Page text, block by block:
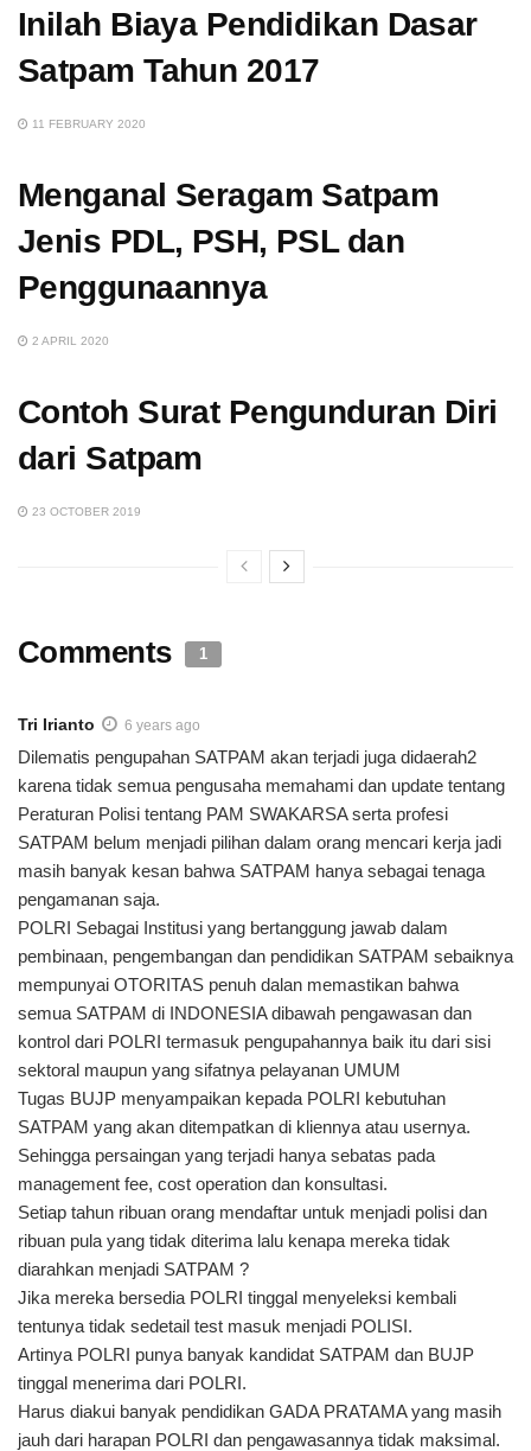
Inilah Biaya Pendidikan Dasar
Satpam Tahun 2017
11 FEBRUARY 2020
Menganal Seragam Satpam
Jenis PDL, PSH, PSL dan
Penggunaannya
2 APRIL 2020
Contoh Surat Pengunduran Diri
dari Satpam
23 OCTOBER 2019
Comments 1
Tri Irianto 6 years ago
Dilematis pengupahan SATPAM akan terjadi juga didaerah2
karena tidak semua pengusaha memahami dan update tentang
Peraturan Polisi tentang PAM SWAKARSA serta profesi
SATPAM belum menjadi pilihan dalam orang mencari kerja jadi
masih banyak kesan bahwa SATPAM hanya sebagai tenaga
pengamanan saja.
POLRI Sebagai Institusi yang bertanggung jawab dalam
pembinaan, pengembangan dan pendidikan SATPAM sebaiknya
mempunyai OTORITAS penuh dalan memastikan bahwa
semua SATPAM di INDONESIA dibawah pengawasan dan
kontrol dari POLRI termasuk pengupahannya baik itu dari sisi
sektoral maupun yang sifatnya pelayanan UMUM
Tugas BUJP menyampaikan kepada POLRI kebutuhan
SATPAM yang akan ditempatkan di kliennya atau usernya.
Sehingga persaingan yang terjadi hanya sebatas pada
management fee, cost operation dan konsultasi.
Setiap tahun ribuan orang mendaftar untuk menjadi polisi dan
ribuan pula yang tidak diterima lalu kenapa mereka tidak
diarahkan menjadi SATPAM ?
Jika mereka bersedia POLRI tinggal menyeleksi kembali
tentunya tidak sedetail test masuk menjadi POLISI.
Artinya POLRI punya banyak kandidat SATPAM dan BUJP
tinggal menerima dari POLRI.
Harus diakui banyak pendidikan GADA PRATAMA yang masih
jauh dari harapan POLRI dan pengawasannya tidak maksimal.